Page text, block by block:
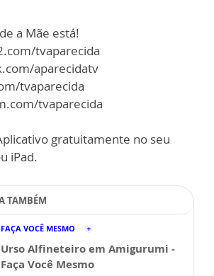
a Mãe está!
tvaparecida
aparecidatv
tvaparecida
tvaparecida
gratuitamente no seu
iPad.
TAMBÉM
FAÇA VOCÊ MESMO
Urso Alfineteiro em Amigurumi -
Faça Você Mesmo